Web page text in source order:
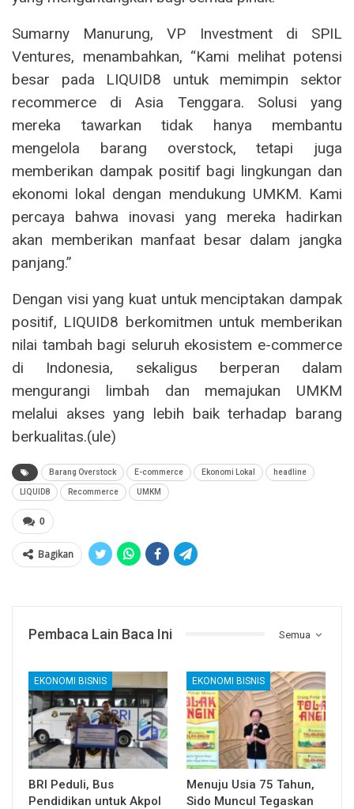
Sumarny Manurung, VP Investment di SPIL
Ventures, menambahkan, “Kami melihat potensi
besar pada LIQUID8 untuk memimpin sektor
recommerce di Asia Tenggara. Solusi yang
mereka tawarkan tidak hanya membantu
mengelola barang overstock, tetapi juga
memberikan dampak positif bagi lingkungan dan
ekonomi lokal dengan mendukung UMKM. Kami
percaya bahwa inovasi yang mereka hadirkan
akan memberikan manfaat besar dalam jangka
panjang.”
Dengan visi yang kuat untuk menciptakan dampak
positif, LIQUID8 berkomitmen untuk memberikan
nilai tambah bagi seluruh ekosistem e-commerce
di Indonesia, sekaligus berperan dalam
mengurangi limbah dan memajukan UMKM
melalui akses yang lebih baik terhadap barang
berkualitas.(ule)
Barang Overstock E-commerce Ekonomi Lokal headline
LIQUID8 Recommerce UMKM
0
Bagikan
Semua
Pembaca Lain Baca Ini
EKONOMI BISNIS
BRI Peduli, Bus
Pendidikan untuk Akpol
EKONOMI BISNIS
Menuju Usia 75 Tahun,
Sido Muncul Tegaskan